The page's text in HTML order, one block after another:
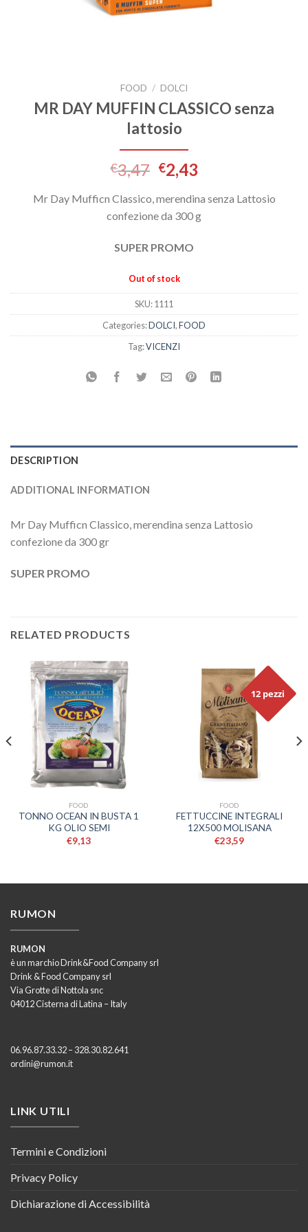
FOOD / DOLCI
MR DAY MUFFIN CLASSICO senza
lattosio
€3,47 €2,43
Mr Day Mufficn Classico, merendina senza Lattosio
confezione da 300 g
SUPER PROMO
Out of stock
SKU:1111
Categories:DOLCI,FOOD
Tag:VICENZI
DESCRIPTION
ADDITIONAL INFORMATION
Mr Day Mufficn Classico, merendina senza Lattosio
confezione da 300 gr
SUPER PROMO
RELATED PRODUCTS
FOOD
TONNO OCEAN IN BUSTA 1
KG OLIO SEMI
€9,13
12 pezzi
FOOD
FETTUCCINE INTEGRALI
12X500 MOLISANA
€23,59
RUMON
RUMON
è un marchio Drink&Food Company srl
Drink & Food Company srl
Via Grotte di Nottola snc
04012 Cisterna di Latina – Italy
06.96.87.33.32 – 328.30.82.641
ordini@rumon.it
LINK UTILI
Termini e Condizioni
Privacy Policy
Dichiarazione di Accessibilità